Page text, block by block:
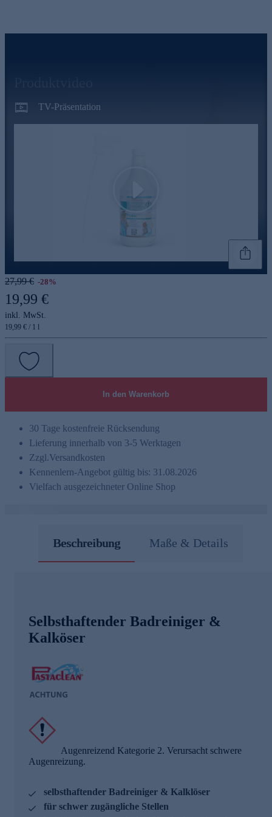
TV-Präsentation
27,99 € -28%
19,99 €
inkl. MwSt.
19,99 € / 1 l
In den Warenkorb
30 Tage kostenfreie Rücksendung
Lieferung innerhalb von 3-5 Werktagen
Zzgl.Versandkosten
Kennenlern-Angebot gültig bis: 31.08.2026
Vielfach ausgezeichneter Online Shop
Beschreibung Maße & Details
Selbsthaftender Badreiniger &
Kalköser
Augenreizend Kategorie 2. Verursacht schwere
Augenreizung.
selbsthaftender Badreiniger & Kalklöser
für schwer zugängliche Stellen